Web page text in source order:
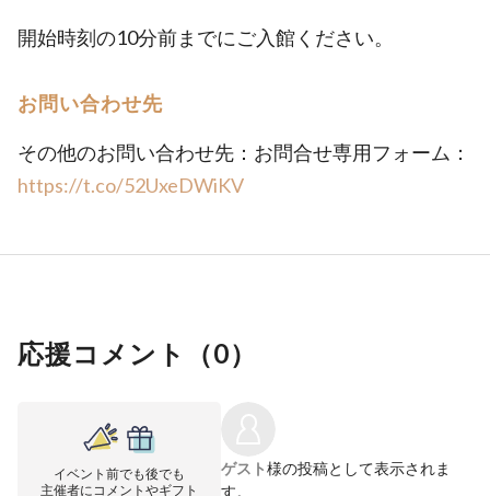
開始時刻の10分前までにご入館ください。
お問い合わせ先
その他のお問い合わせ先：お問合せ専用フォーム：
https://t.co/52UxeDWiKV
応援コメント（0）
イベント前でも後でも
主催者にコメントやギフト
ゲスト様の投稿として表示されま
す。